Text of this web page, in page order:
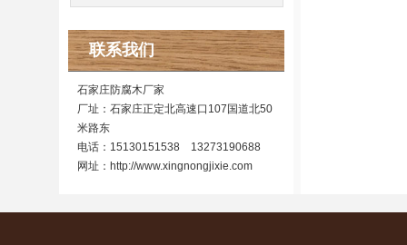
联系我们
石家庄防腐木厂家
厂址：石家庄正定北高速口107国道北50
米路东
电话：15130151538 13273190688
网址： http://www.xingnongjixie.com